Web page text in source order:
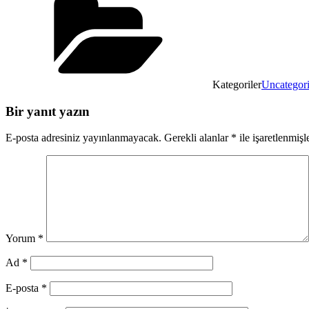
Kategoriler
Bir yanıt yazın
E-posta adresiniz yayınlanmayacak. Gerekli alanlar * ile
Yorum *
Ad *
E-posta *